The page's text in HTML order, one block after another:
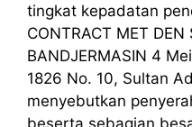
tingkat kepadatan
CONTRACT MET DEN
BANDJERMASIN 4
1826 No. 10, Sultan
menyebutkan
beserta sebagian